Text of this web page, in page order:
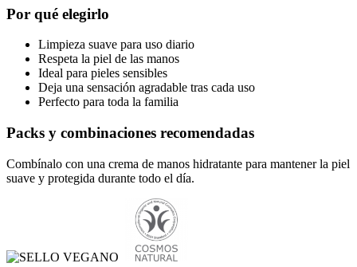
Por qué elegirlo
Limpieza suave para uso diario
Respeta la piel de las manos
Ideal para pieles sensibles
Deja una sensación agradable tras cada uso
Perfecto para toda la familia
Packs y combinaciones recomendadas
Combínalo con una crema de manos hidratante para mantener la piel
suave y protegida durante todo el día.